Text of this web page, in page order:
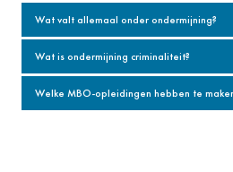
Wat valt allemaal onder ondermijning?
Wat is ondermijning criminaliteit?
Welke MBO-opleidingen hebben te